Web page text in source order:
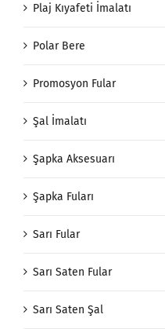
Plaj Kıyafeti İmalatı
Polar Bere
Promosyon Fular
Şal İmalatı
Şapka Aksesuarı
Şapka Fuları
Sarı Fular
Sarı Saten Fular
Sarı Saten Şal